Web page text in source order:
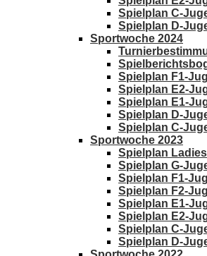
Spielplan C-
Spielplan D-
Sportwoche 2024
Spielplan F1-
Spielplan E2-
Spielplan E1-
Spielplan D-
Spielplan C-
Sportwoche 2023
Spielplan
Spielplan G-
Spielplan F1-
Spielplan F2-
Spielplan E1-
Spielplan E2-
Spielplan C-
Spielplan D-